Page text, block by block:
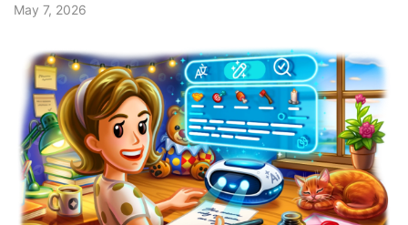
May 7, 2026